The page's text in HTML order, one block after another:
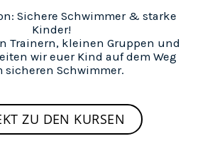
Sichere Schwimmer & starke
Kinder!
Trainern, kleinen Gruppen und
wir euer Kind auf dem Weg
sicheren Schwimmer.
ZU DEN KURSEN